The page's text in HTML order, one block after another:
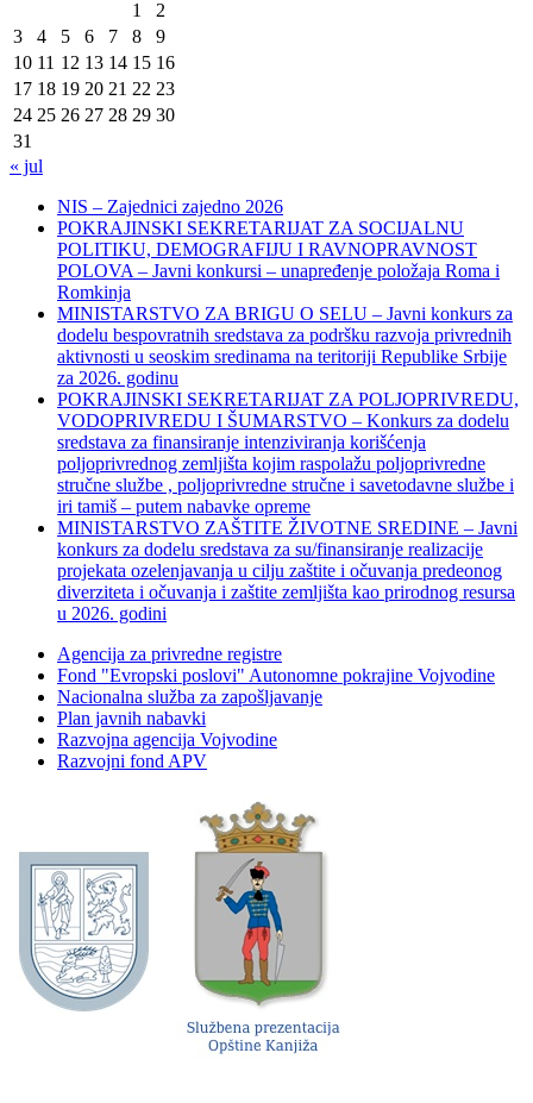
1
2
3
4 5 6 7 8
9
10 11 12 13 14 15 16
17 18 19 20 21 22 23
24 25 26 27 28 29 30
31
« jul
NIS – Zajednici zajedno 2026
POKRAJINSKI SEKRETARIJAT ZA SOCIJALNU
POLITIKU, DEMOGRAFIJU I RAVNOPRAVNOST
POLOVA – Javni konkursi – unapređenje položaja Roma i
Romkinja
MINISTARSTVO ZA BRIGU O SELU – Javni konkurs za
dodelu bespovratnih sredstava za podršku razvoja privrednih
aktivnosti u seoskim sredinama na teritoriji Republike Srbije
za 2026. godinu
POKRAJINSKI SEKRETARIJAT ZA POLJOPRIVREDU,
VODOPRIVREDU I ŠUMARSTVO – Konkurs za dodelu
sredstava za finansiranje intenziviranja korišćenja
poljoprivrednog zemljišta kojim raspolažu poljoprivredne
stručne službe , poljoprivredne stručne i savetodavne službe i
iri tamiš ‒ putem nabavke opreme
MINISTARSTVO ZAŠTITE ŽIVOTNE SREDINE – Javni
konkurs za dodelu sredstava za su/finansiranje realizacije
projekata ozelenjavanja u cilju zaštite i očuvanja predeonog
diverziteta i očuvanja i zaštite zemljišta kao prirodnog resursa
u 2026. godini
Agencija za privredne registre
Fond "Evropski poslovi" Autonomne pokrajine Vojvodine
Nacionalna služba za zapošljavanje
Plan javnih nabavki
Razvojna agencija Vojvodine
Razvojni fond APV